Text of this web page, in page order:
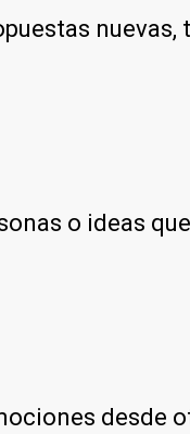
nuevas,
o ideas
desde